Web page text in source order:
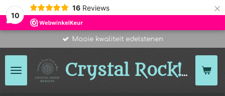
10
16 Reviews ×
Crystal Rock!
Mooie kwaliteit edelstenen